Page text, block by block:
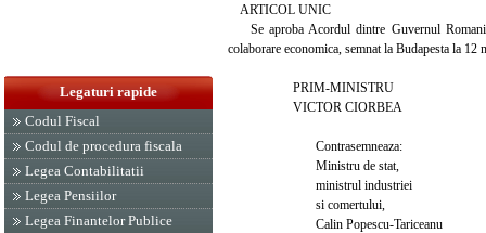
Legaturi rapide
Codul Fiscal
Codul de procedura fiscala
Legea Contabilitatii
Legea Pensiilor
Legea Finantelor Publice
ARTICOL UNIC
Se aproba Acordul dintre Guvernul
colaborare economica, semnat la Budapesta la 12
PRIM-MINISTRU
VICTOR CIORBEA
Contrasemneaza:
Ministru de stat,
ministrul industriei
si comertului,
Calin Popescu-Tariceanu